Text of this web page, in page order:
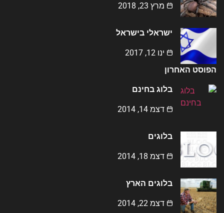
מרץ 23, 2018
ישראלי בישראל
ינו 12, 2017
הפוסט האחרון
בלוג בחינם
דצמ 14, 2014
בלוגים
דצמ 18, 2014
בלוגים הארץ
דצמ 22, 2014